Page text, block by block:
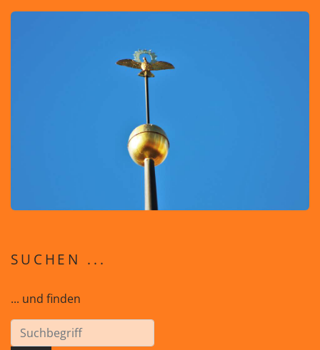
SUCHEN ...
... und finden